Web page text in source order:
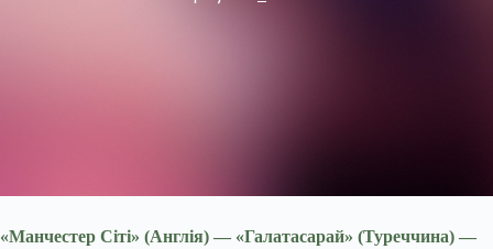
«Манчестер Сіті» (Англія) — «Галатасарай» (Туреччина) —